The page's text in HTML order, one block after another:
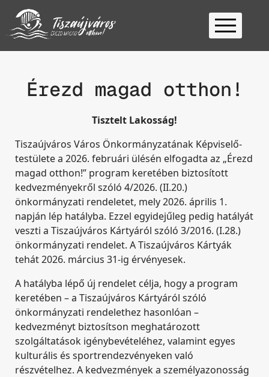
Kezdőlap
Elérhetőség
Keresés
Érezd magad otthon!
Tisztelt Lakosság!
Tiszaújváros Város Önkormányzatának Képviselő-
testülete a 2026. februári ülésén elfogadta az „Érezd
magad otthon!” program keretében biztosított
kedvezményekről szóló 4/2026. (II.20.)
önkormányzati rendeletet, mely 2026. április 1.
napján lép hatályba. Ezzel egyidejűleg pedig hatályát
veszti a Tiszaújváros Kártyáról szóló 3/2016. (I.28.)
önkormányzati rendelet. A Tiszaújváros Kártyák
tehát 2026. március 31-ig érvényesek.
A hatályba lépő új rendelet célja, hogy a program
keretében – a Tiszaújváros Kártyáról szóló
önkormányzati rendelethez hasonlóan –
kedvezményt biztosítson meghatározott
szolgáltatások igénybevételéhez, valamint egyes
kulturális és sportrendezvényeken való
részvételhez. A kedvezmények a személyazonosság